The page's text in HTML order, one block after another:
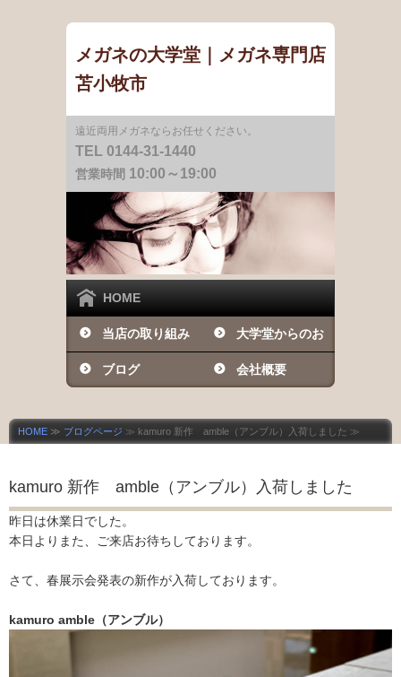
メガネの大学堂｜メガネ専門店
苫小牧市
遠近両用メガネならお任せください。
TEL 0144-31-1440
営業時間 10:00～19:00
HOME
当店の取り組み 大学堂からのお
知らせ
ブログ 会社概要
HOME ≫ ブログページ ≫ kamuro 新作 amble（アンブル）入荷しました ≫
kamuro 新作 amble（アンブル）入荷しました
昨日は休業日でした。
本日よりまた、ご来店お待ちしております。
さて、春展示会発表の新作が入荷しております。
kamuro amble（アンブル）